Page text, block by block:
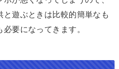
遊ぶときは比較的簡単なも
要になってきます。